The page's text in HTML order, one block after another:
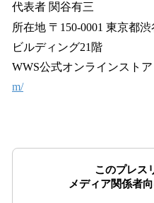
代表者 関谷有三
所在地 〒150-0001 東京都
ビルディング21階
WWS公式オンラインストア
m/
このプレス
メディア関係者